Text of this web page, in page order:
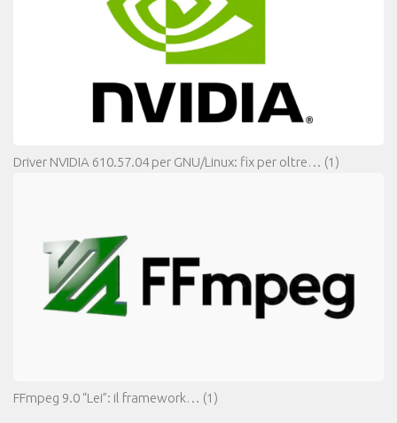
Driver NVIDIA 610.57.04 per GNU/Linux: fix per oltre… (1)
FFmpeg 9.0 “Lei”: il framework… (1)